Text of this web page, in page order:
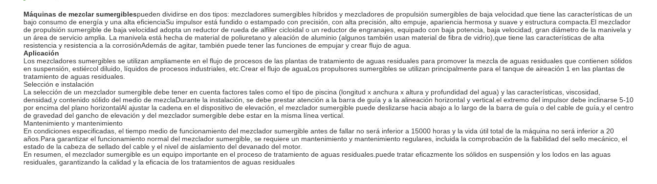
Máquinas de mezclar sumergiblespueden dividirse en dos tipos: mezcladores sumergibles híbridos y mezcladores de propulsión sumergibles de baja velocidad.que tiene las características de un
bajo consumo de energía y una alta eficienciaSu impulsor está fundido o estampado con precisión, con alta precisión, alto empuje, apariencia hermosa y suave y estructura compacta.El mezclador
de propulsión sumergible de baja velocidad adopta un reductor de rueda de alfiler cicloidal o un reductor de engranajes, equipado con baja potencia, baja velocidad, gran diámetro de la manivela y
un área de servicio amplia. La manivela está hecha de material de poliuretano y aleación de aluminio (algunos también usan material de fibra de vidrio),que tiene las características de alta
resistencia y resistencia a la corrosiónAdemás de agitar, también puede tener las funciones de empujar y crear flujo de agua.
Aplicación
Los mezcladores sumergibles se utilizan ampliamente en el flujo de procesos de las plantas de tratamiento de aguas residuales para promover la mezcla de aguas residuales que contienen sólidos
en suspensión, estiércol diluido, líquidos de procesos industriales, etc.Crear el flujo de aguaLos propulsores sumergibles se utilizan principalmente para el tanque de aireación 1 en las plantas de
tratamiento de aguas residuales.
Selección e instalación
La selección de un mezclador sumergible debe tener en cuenta factores tales como el tipo de piscina (longitud x anchura x altura y profundidad del agua) y las características, viscosidad,
densidad,y contenido sólido del medio de mezclaDurante la instalación, se debe prestar atención a la barra de guía y a la alineación horizontal y vertical.el extremo del impulsor debe inclinarse 5-10
por encima del plano horizontalAl ajustar la cadena en el dispositivo de elevación, el mezclador sumergible puede deslizarse hacia abajo a lo largo de la barra de guía o del cable de guía,y el centro
de gravedad del gancho de elevación y del mezclador sumergible debe estar en la misma línea vertical.
Mantenimiento y mantenimiento
En condiciones especificadas, el tiempo medio de funcionamiento del mezclador sumergible antes de fallar no será inferior a 15000 horas y la vida útil total de la máquina no será inferior a 20
años.Para garantizar el funcionamiento normal del mezclador sumergible, se requiere un mantenimiento y mantenimiento regulares, incluida la comprobación de la fiabilidad del sello mecánico, el
estado de la cabeza de sellado del cable y el nivel de aislamiento del devanado del motor.
En resumen, el mezclador sumergible es un equipo importante en el proceso de tratamiento de aguas residuales.puede tratar eficazmente los sólidos en suspensión y los lodos en las aguas
residuales, garantizando la calidad y la eficacia de los tratamientos de aguas residuales